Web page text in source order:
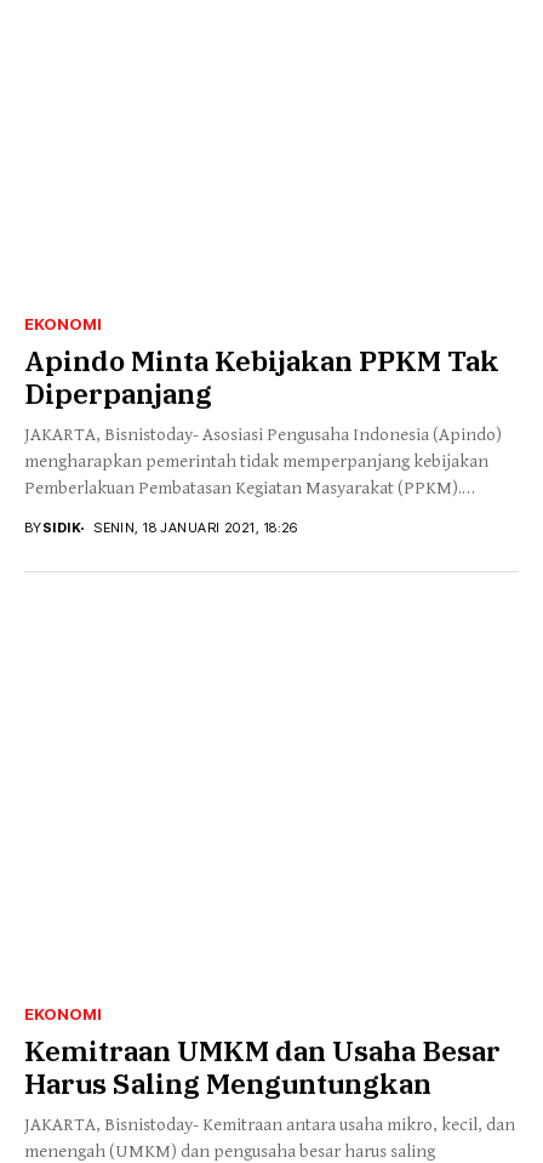
EKONOMI
Apindo Minta Kebijakan PPKM Tak
Diperpanjang
JAKARTA, Bisnistoday- Asosiasi Pengusaha Indonesia (Apindo)
mengharapkan pemerintah tidak memperpanjang kebijakan
Pemberlakuan Pembatasan Kegiatan Masyarakat (PPKM).
BYSIDIK SENIN, 18 JANUARI 2021, 18:26
EKONOMI
Kemitraan UMKM dan Usaha Besar
Harus Saling Menguntungkan
JAKARTA, Bisnistoday- Kemitraan antara usaha mikro, kecil, dan
menengah (UMKM) dan pengusaha besar harus saling